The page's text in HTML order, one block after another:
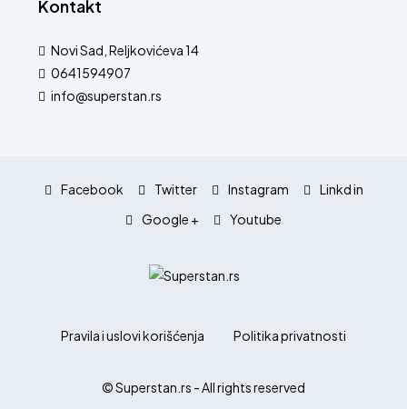
Kontakt
Novi Sad, Reljkovićeva 14
0641594907
info@superstan.rs
Facebook Twitter Instagram
Linkd in
Google +
Youtube
Pravila i uslovi korišćenja Politika privatnosti
© Superstan.rs - All rights reserved